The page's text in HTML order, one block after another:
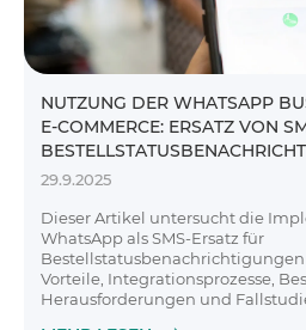
NUTZUNG DER WHATSAPP
E-COMMERCE: ERSATZ VON
29.9.2025
Dieser Artikel untersucht die
WhatsApp als SMS-Ersatz für
Vorteile, Integrationsprozesse,
Herausforderungen und